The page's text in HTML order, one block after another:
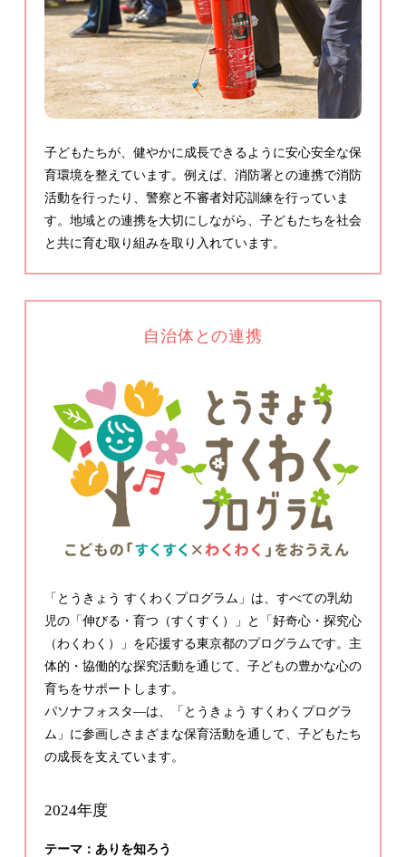
子どもたちが、健やかに成長できるように安心安全な保
育環境を整えています。例えば、消防署との連携で消防
活動を行ったり、警察と不審者対応訓練を行っていま
す。地域との連携を大切にしながら、子どもたちを社会
と共に育む取り組みを取り入れています。
自治体との連携
「とうきょう すくわくプログラム」は、すべての乳幼
児の「伸びる・育つ（すくすく）」と「好奇心・探究心
（わくわく）」を応援する東京都のプログラムです。主
体的・協働的な探究活動を通じて、子どもの豊かな心の
育ちをサポートします。
パソナフォスタ―は、「とうきょう すくわくプログラ
ム」に参画しさまざまな保育活動を通して、子どもたち
の成長を支えています。
2024年度
テーマ：ありを知ろう